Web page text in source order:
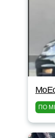
ПО